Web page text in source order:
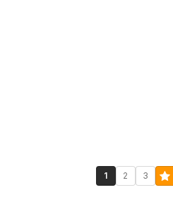
1 2 3